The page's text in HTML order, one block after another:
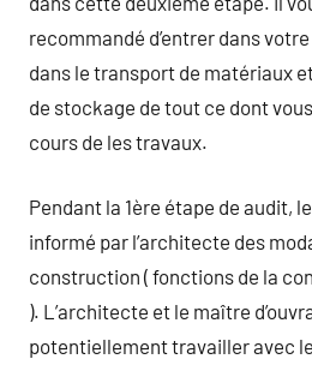
recommandé d’entrer dans
dans le transport de matériaux
de stockage de tout ce dont
cours de les travaux.
Pendant la 1ère étape de audit,
informé par l’architecte des
construction ( fonctions de la
). L’architecte et le maître
potentiellement travailler avec